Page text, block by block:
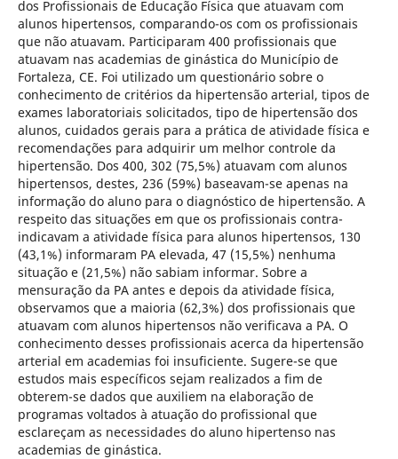
dos Profissionais de Educação Física que atuavam com
alunos hipertensos, comparando-os com os profissionais
que não atuavam. Participaram 400 profissionais que
atuavam nas academias de ginástica do Município de
Fortaleza, CE. Foi utilizado um questionário sobre o
conhecimento de critérios da hipertensão arterial, tipos de
exames laboratoriais solicitados, tipo de hipertensão dos
alunos, cuidados gerais para a prática de atividade física e
recomendações para adquirir um melhor controle da
hipertensão. Dos 400, 302 (75,5%) atuavam com alunos
hipertensos, destes, 236 (59%) baseavam-se apenas na
informação do aluno para o diagnóstico de hipertensão. A
respeito das situações em que os profissionais contra-
indicavam a atividade física para alunos hipertensos, 130
(43,1%) informaram PA elevada, 47 (15,5%) nenhuma
situação e (21,5%) não sabiam informar. Sobre a
mensuração da PA antes e depois da atividade física,
observamos que a maioria (62,3%) dos profissionais que
atuavam com alunos hipertensos não verificava a PA. O
conhecimento desses profissionais acerca da hipertensão
arterial em academias foi insuficiente. Sugere-se que
estudos mais específicos sejam realizados a fim de
obterem-se dados que auxiliem na elaboração de
programas voltados à atuação do profissional que
esclareçam as necessidades do aluno hipertenso nas
academias de ginástica.